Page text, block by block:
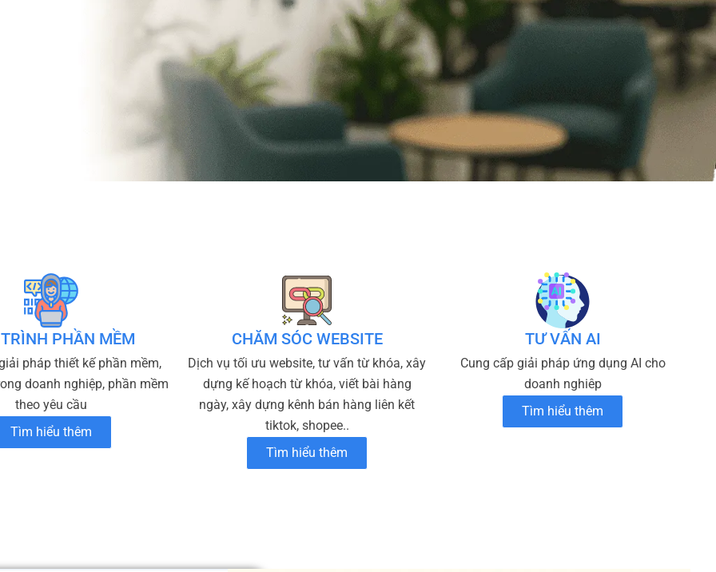
PHẦN MỀM
pháp thiết kế phần mềm,
doanh nghiệp, phần mềm
theo yêu cầu
Tìm hiểu thêm
CHĂM SÓC WEBSITE
Dịch vụ tối ưu website, tư vấn từ khóa, xây
dựng kế hoạch từ khóa, viết bài hàng
ngày, xây dựng kênh bán hàng liên kết
tiktok, shopee..
Tìm hiểu thêm
TƯ VẤN AI
Cung cấp giải pháp ứng dụng AI cho
doanh nghiêp
Tìm hiểu thêm